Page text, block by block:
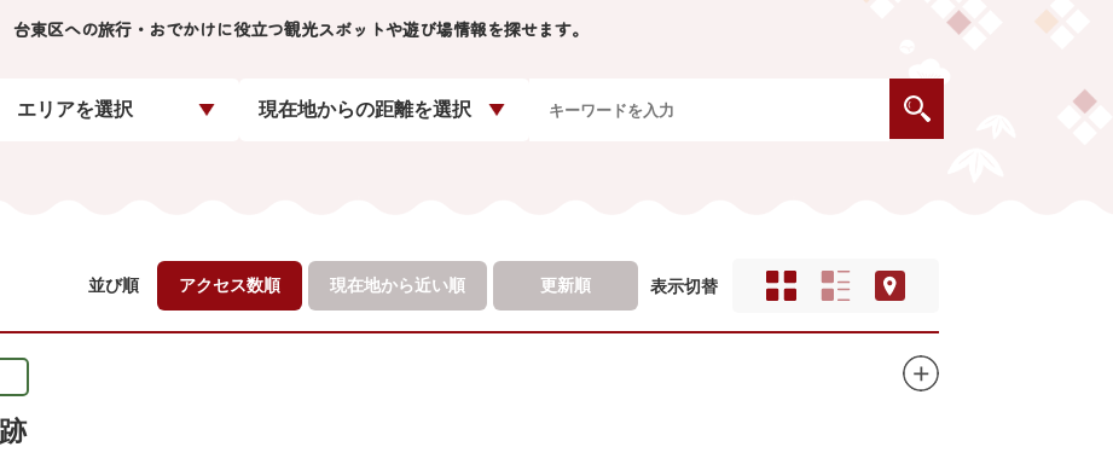
台東区への旅行・おでかけに役立つ観光スポットや遊び場情報を探せます。
エリアを選択 現在地からの距離を選択
並び順 アクセス数順 現在地から近い順 更新順 表示切替